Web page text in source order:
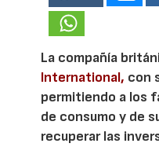
La compañía
International, con
permitiendo a los
de consumo y de
recuperar las